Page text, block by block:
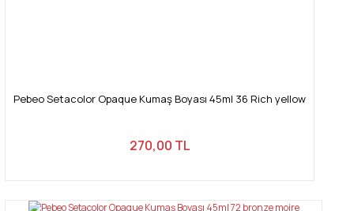
Pebeo Setacolor Opaque Kumaş Boyası 45ml 36 Rich yellow
270,00 TL